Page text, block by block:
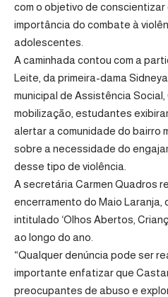
com o objetivo de
importância do combate à
adolescentes.
A caminhada contou com a
Leite, da primeira-dama
municipal de Assistência
mobilização, estudantes
alertar a comunidade do bairro
sobre a necessidade do
desse tipo de violência.
A secretária Carmen Quadros
encerramento do Maio Laranja,
intitulado ‘Olhos Abertos,
ao longo do ano.
“Qualquer denúncia pode ser
importante enfatizar que
preocupantes de abuso e